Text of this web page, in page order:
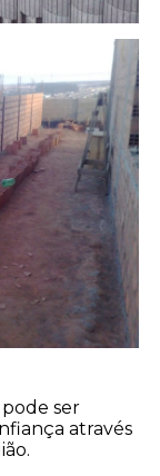
ser
através